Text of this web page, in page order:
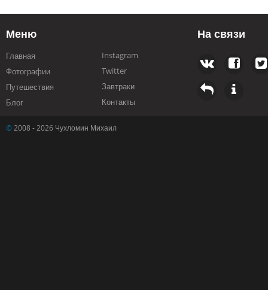
Меню
Главная
Фотографии
Путешествия
Блог
Instagram
Twitter
Завтраки
Контакты
На связи
© 2008 - 2026 Чухломин Михаил